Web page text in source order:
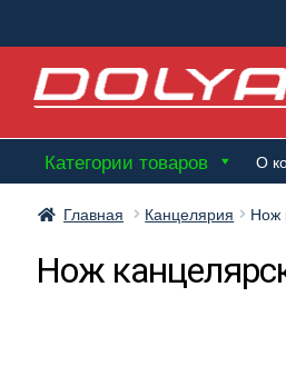
к
навигации
к
содержимому
Категории товаров О
Главная Канцелярия Нож
Нож